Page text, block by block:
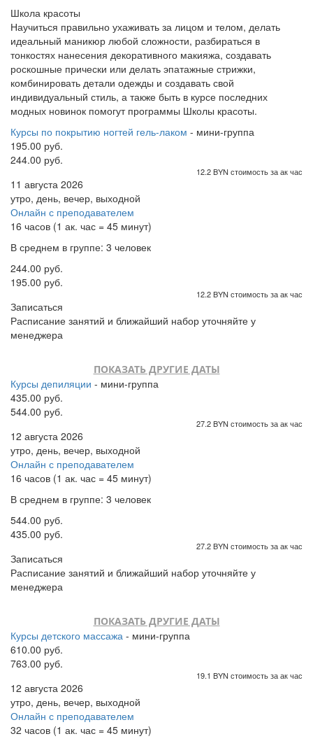
Школа красоты
Научиться правильно ухаживать за лицом и телом, делать
идеальный маникюр любой сложности, разбираться в
тонкостях нанесения декоративного макияжа, создавать
роскошные прически или делать эпатажные стрижки,
комбинировать детали одежды и создавать свой
индивидуальный стиль, а также быть в курсе последних
модных новинок помогут программы Школы красоты.
Курсы по покрытию ногтей гель-лаком - мини-группа
195.00 руб.
244.00 руб.
12.2 BYN стоимость за ак час
11 августа 2026
утро, день, вечер, выходной
Онлайн с преподавателем
16 часов (1 ак. час = 45 минут)
В среднем в группе: 3 человек
244.00 руб.
195.00 руб.
12.2 BYN стоимость за ак час
Записаться
Расписание занятий и ближайший набор уточняйте у
менеджера
ПОКАЗАТЬ ДРУГИЕ ДАТЫ
Курсы депиляции - мини-группа
435.00 руб.
544.00 руб.
27.2 BYN стоимость за ак час
12 августа 2026
утро, день, вечер, выходной
Онлайн с преподавателем
16 часов (1 ак. час = 45 минут)
В среднем в группе: 3 человек
544.00 руб.
435.00 руб.
27.2 BYN стоимость за ак час
Записаться
Расписание занятий и ближайший набор уточняйте у
менеджера
ПОКАЗАТЬ ДРУГИЕ ДАТЫ
Курсы детского массажа - мини-группа
610.00 руб.
763.00 руб.
19.1 BYN стоимость за ак час
12 августа 2026
утро, день, вечер, выходной
Онлайн с преподавателем
32 часов (1 ак. час = 45 минут)